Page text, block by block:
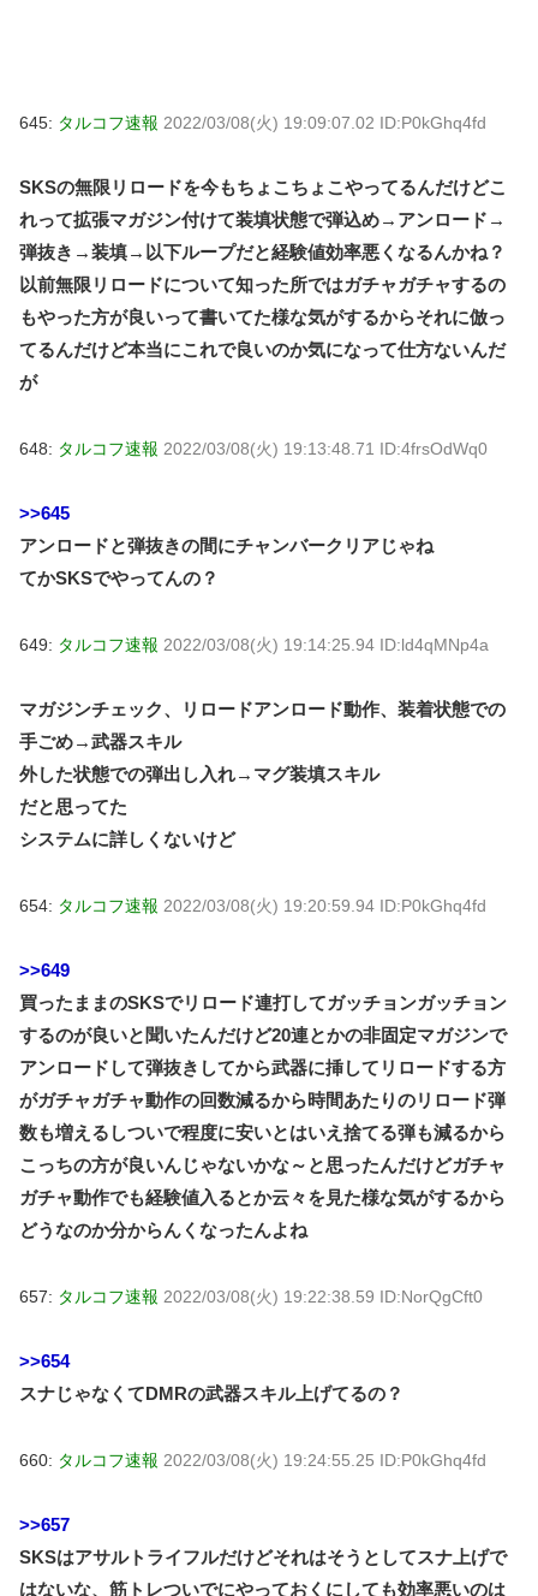
645: タルコフ速報 2022/03/08(火) 19:09:07.02 ID:P0kGhq4fd
SKSの無限リロードを今もちょこちょこやってるんだけどこ
れって拡張マガジン付けて装填状態で弾込め→アンロード→
弾抜き→装填→以下ループだと経験値効率悪くなるんかね？
以前無限リロードについて知った所ではガチャガチャするの
もやった方が良いって書いてた様な気がするからそれに倣っ
てるんだけど本当にこれで良いのか気になって仕方ないんだ
が
648: タルコフ速報 2022/03/08(火) 19:13:48.71 ID:4frsOdWq0
>>645
アンロードと弾抜きの間にチャンバークリアじゃね
てかSKSでやってんの？
649: タルコフ速報 2022/03/08(火) 19:14:25.94 ID:ld4qMNp4a
マガジンチェック、リロードアンロード動作、装着状態での
手ごめ→武器スキル
外した状態での弾出し入れ→マグ装填スキル
だと思ってた
システムに詳しくないけど
654: タルコフ速報 2022/03/08(火) 19:20:59.94 ID:P0kGhq4fd
>>649
買ったままのSKSでリロード連打してガッチョンガッチョン
するのが良いと聞いたんだけど20連とかの非固定マガジンで
アンロードして弾抜きしてから武器に挿してリロードする方
がガチャガチャ動作の回数減るから時間あたりのリロード弾
数も増えるしついで程度に安いとはいえ捨てる弾も減るから
こっちの方が良いんじゃないかな～と思ったんだけどガチャ
ガチャ動作でも経験値入るとか云々を見た様な気がするから
どうなのか分からんくなったんよね
657: タルコフ速報 2022/03/08(火) 19:22:38.59 ID:NorQgCft0
>>654
スナじゃなくてDMRの武器スキル上げてるの？
660: タルコフ速報 2022/03/08(火) 19:24:55.25 ID:P0kGhq4fd
>>657
SKSはアサルトライフルだけどそれはそうとしてスナ上げで
はないな、筋トレついでにやっておくにしても効率悪いのは